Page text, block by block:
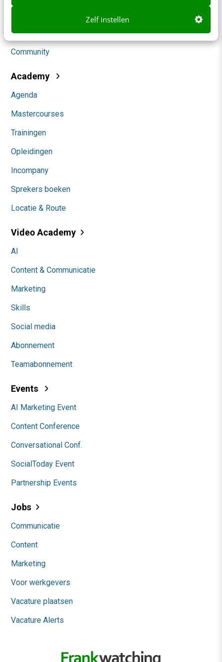
Zelf instellen
Themanieuwsbrieven
Community
Academy
Agenda
Mastercourses
Trainingen
Opleidingen
Incompany
Sprekers boeken
Locatie & Route
Video Academy
AI
Content & Communicatie
Marketing
Skills
Social media
Abonnement
Teamabonnement
Events
AI Marketing Event
Content Conference
Conversational Conf.
SocialToday Event
Partnership Events
Jobs
Communicatie
Content
Marketing
Voor werkgevers
Vacature plaatsen
Vacature Alerts